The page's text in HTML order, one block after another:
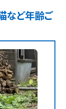
など年齢ご